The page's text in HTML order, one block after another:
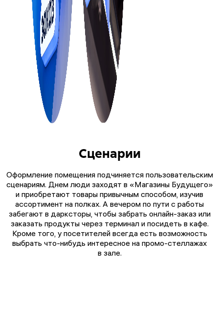
Сценарии
Оформление помещения подчиняется пользовательским
сценариям. Днем люди заходят в «Магазины Будущего»
и приобретают товары привычным способом, изучив
ассортимент на полках. А вечером по пути с работы
забегают в дарксторы, чтобы забрать онлайн-заказ или
заказать продукты через терминал и посидеть в кафе.
Кроме того, у посетителей всегда есть возможность
выбрать что-нибудь интересное на промо-стеллажах
в зале.